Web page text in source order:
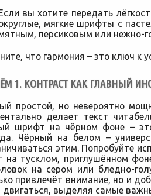
вы хотите передать
мягкие шрифты с
персиковым или нежно-
что гармония – это ключ к
1. КОНТРАСТ КАК ГЛАВНЫЙ
простой, но невероятно
делает текст
шрифт на чёрном фоне –
Чёрный на белом –
этим. Попробуйте
на тусклом, приглушённом
на сером или бледно-
привлечёт внимание, но и
двигаться, выделяя самые